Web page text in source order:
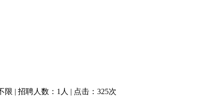
| 招聘人数：1人 | 点击：325次